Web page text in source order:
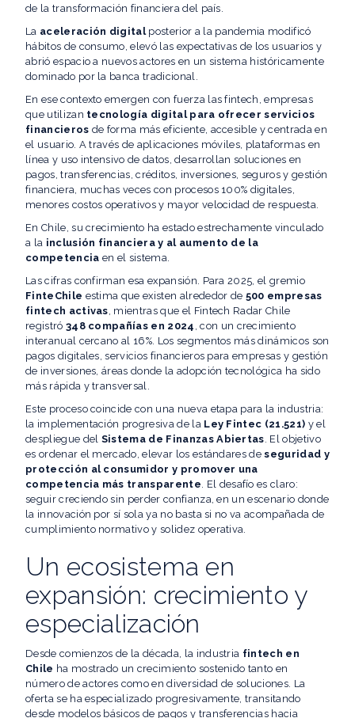
de la transformación financiera del país.
La aceleración digitalposterior a la pandemia modificó
hábitos de consumo, elevó las expectativas de los usuarios y
abrió espacio a nuevos actores en un sistema históricamente
dominado por la banca tradicional.
En ese contexto emergen con fuerza las fintech, empresas
que utilizan tecnología digital para ofrecer servicios
financieros de forma más eficiente, accesible y centrada en
el usuario. A través de aplicaciones móviles, plataformas en
línea y uso intensivo de datos, desarrollan soluciones en
pagos, transferencias, créditos, inversiones, seguros y gestión
financiera, muchas veces con procesos 100% digitales,
menores costos operativos y mayor velocidad de respuesta.
En Chile, su crecimiento ha estado estrechamente vinculado
a la inclusión financiera y al aumento de la
competencia en el sistema.
Las cifras confirman esa expansión. Para 2025, el gremio
FinteChile estima que existen alrededor de 500 empresas
fintech activas , mientras que el Fintech Radar Chile
registró 348 compañías en 2024 , con un crecimiento
interanual cercano al 16%. Los segmentos más dinámicos son
pagos digitales, servicios financieros para empresas y gestión
de inversiones, áreas donde la adopción tecnológica ha sido
más rápida y transversal.
Este proceso coincide con una nueva etapa para la industria:
la implementación progresiva de la Ley Fintec (21.521) y el
despliegue del Sistema de Finanzas Abiertas . El objetivo
es ordenar el mercado, elevar los estándares deseguridad y
protección al consumidor y promover una
competencia más transparente . El desafío es claro:
seguir creciendo sin perder confianza, en un escenario donde
la innovación por sí sola ya no basta si no va acompañada de
cumplimiento normativo y solidez operativa.
Un ecosistema en
expansión: crecimiento y
especialización
Desde comienzos de la década, la industria fintech en
Chile ha mostrado un crecimiento sostenido tanto en
número de actores como en diversidad de soluciones. La
oferta se ha especializado progresivamente, transitando
desde modelos básicos de pagos y transferencias hacia